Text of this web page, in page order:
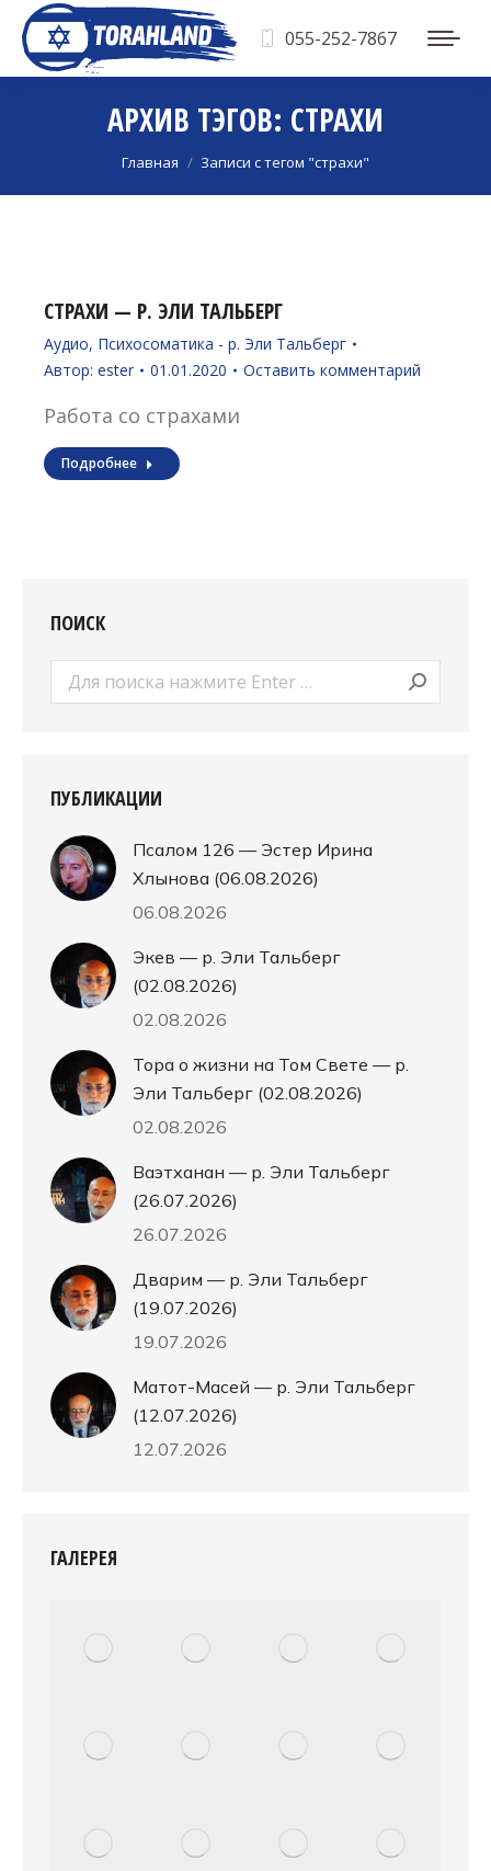
055-252-7867
АРХИВ ТЭГОВ: СТРАХИ
Вы здесь:
Главная Записи с тегом "страхи"
СТРАХИ — Р. ЭЛИ ТАЛЬБЕРГ
Аудио, Психосоматика - р. Эли Тальберг
Автор: ester 01.01.2020 Оставить комментарий
Работа со страхами
Подробнее
ПОИСК
Поиск:
ПУБЛИКАЦИИ
Псалом 126 — Эстер Ирина
Хлынова (06.08.2026)
06.08.2026
Экев — р. Эли Тальберг
(02.08.2026)
02.08.2026
Тора о жизни на Том Свете — р.
Эли Тальберг (02.08.2026)
02.08.2026
Ваэтханан — р. Эли Тальберг
(26.07.2026)
26.07.2026
Дварим — р. Эли Тальберг
(19.07.2026)
19.07.2026
Матот-Масей — р. Эли Тальберг
(12.07.2026)
12.07.2026
ГАЛЕРЕЯ